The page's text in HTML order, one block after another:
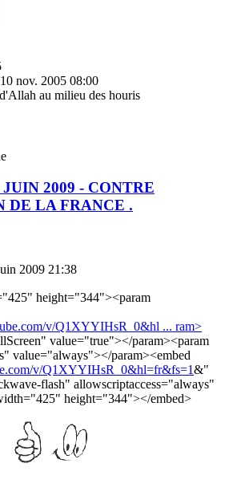
nov. 2005 08:00
au milieu des houris
2009 - CONTRE
DE LA FRANCE .
2009 21:38
height="344"><param
v/Q1XYYIHsR_0&hl ... ram>
value="true"></param><param
value="always"></param><embed
v/Q1XYYIHsR_0&hl=fr&fs=1&"
flash" allowscriptaccess="always"
height="344"></embed>